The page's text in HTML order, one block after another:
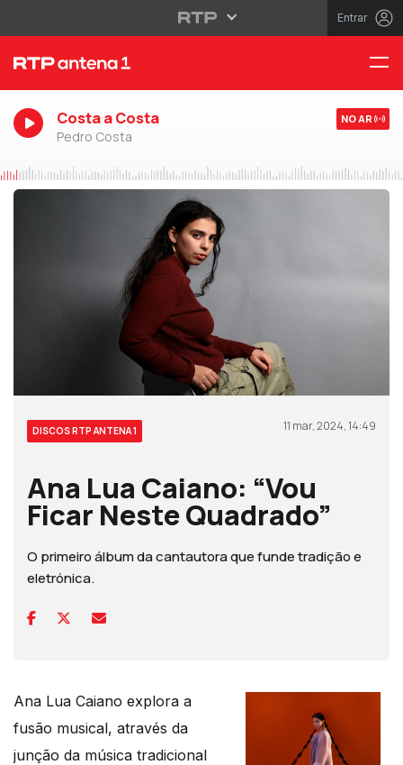
Entrar
Costa a Costa
Pedro Costa
NO AR
DISCOS RTP ANTENA 1 11 mar, 2024, 14:49
Ana Lua Caiano: “Vou
Ficar Neste Quadrado”
O primeiro álbum da cantautora que funde tradição e
eletrónica.
Ana Lua Caiano explora a
fusão musical, através da
junção da música tradicional